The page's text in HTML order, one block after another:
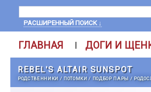
РАСШИРЕННЫЙ ПОИСК ↓
ГЛАВНАЯ | ДОГИ И
REBEL'S ALTAIR SUNSPOT
РОДСТВЕННИКИ / ПОТОМКИ/ ПОДБОР ПАРЫ /